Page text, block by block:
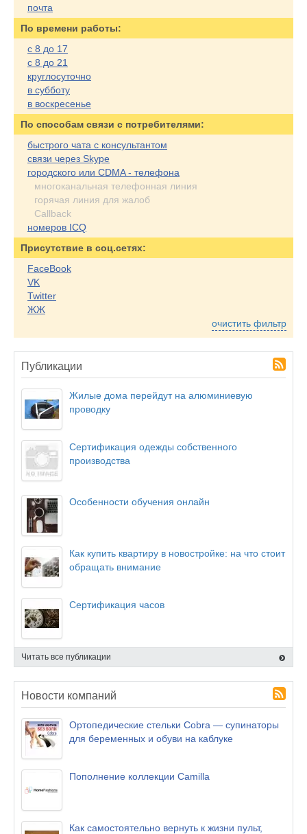
почта
По времени работы:
с 8 до 17
с 8 до 21
круглосуточно
в субботу
в воскресенье
По cпособам связи с потребителями:
быстрого чата с консультантом
связи через Skype
городского или CDMA - телефона
многоканальная телефонная линия
горячая линия для жалоб
Callback
номеров ICQ
Присутствие в соц.сетях:
FaceBook
VK
Twitter
ЖЖ
очистить фильтр
Публикации
Жилые дома перейдут на алюминиевую
проводку
Сертификация одежды собственного
производства
Особенности обучения онлайн
Как купить квартиру в новостройке: на что стоит
обращать внимание
Сертификация часов
Читать все публикации
Новости компаний
Ортопедические стельки Cobra — супинаторы
для беременных и обуви на каблуке
Пополнение коллекции Camilla
Как самостоятельно вернуть к жизни пульт,